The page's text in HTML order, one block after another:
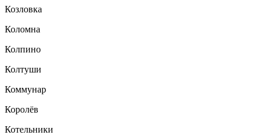
Козловка
Коломна
Колпино
Колтуши
Коммунар
Королёв
Котельники